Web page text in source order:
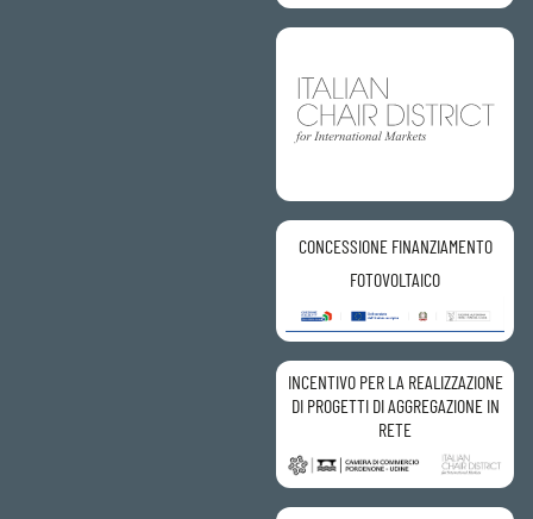
CONCESSIONE FINANZIAMENTO
FOTOVOLTAICO
INCENTIVO PER LA REALIZZAZIONE
DI PROGETTI DI AGGREGAZIONE IN
RETE